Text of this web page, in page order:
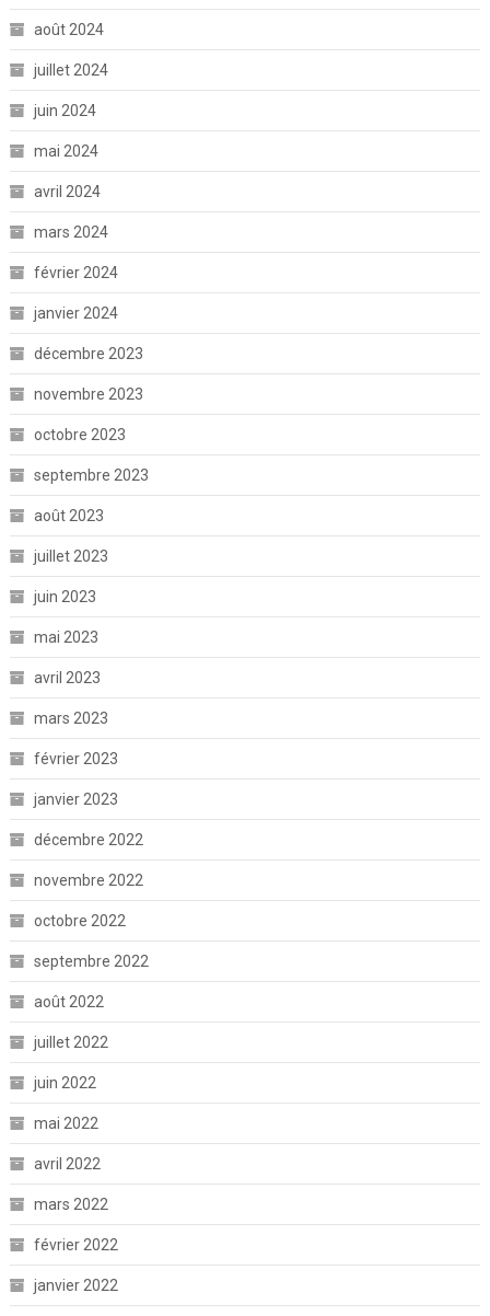
août 2024
juillet 2024
juin 2024
mai 2024
avril 2024
mars 2024
février 2024
janvier 2024
décembre 2023
novembre 2023
octobre 2023
septembre 2023
août 2023
juillet 2023
juin 2023
mai 2023
avril 2023
mars 2023
février 2023
janvier 2023
décembre 2022
novembre 2022
octobre 2022
septembre 2022
août 2022
juillet 2022
juin 2022
mai 2022
avril 2022
mars 2022
février 2022
janvier 2022